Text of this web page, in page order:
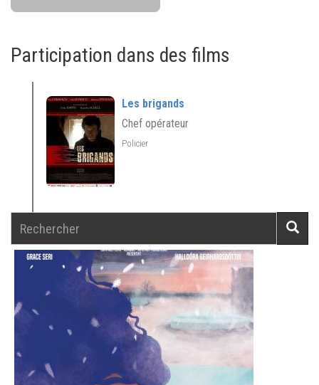
Participation dans des films
Les brigands
Chef opérateur
Policier